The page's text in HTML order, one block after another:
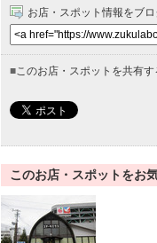
お店・スポット情報をブ
■このお店・スポットを共有す
このお店・スポットをお